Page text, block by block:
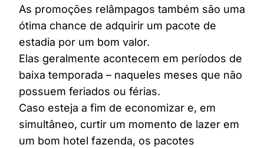
As promoções relâmpagos também são uma
ótima chance de adquirir um pacote de
estadia por um bom valor.
Elas geralmente acontecem em períodos de
baixa temporada – naqueles meses que não
possuem feriados ou férias.
Caso esteja a fim de economizar e, em
simultâneo, curtir um momento de lazer em
um bom hotel fazenda, os pacotes